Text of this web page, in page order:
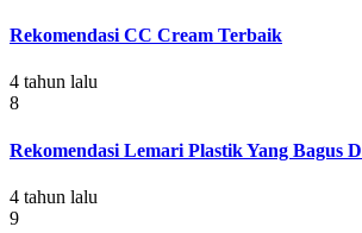
Rekomendasi CC Cream Terbaik
4 tahun lalu
8
Rekomendasi Lemari Plastik Yang Bagus
4 tahun lalu
9